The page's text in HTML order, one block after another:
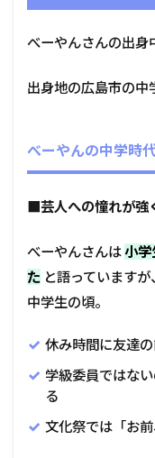
べーやんさんの出身
出身地の広島市の中
べーやんの中学時
■芸人への憧れが強
べーやんさんは小学
た と語っています
中学生の頃。
休み時間に友達
学級委員ではな
る
文化祭では「お